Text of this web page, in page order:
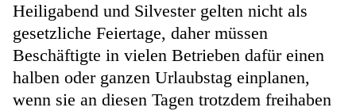
Heiligabend und Silvester gelten nicht als
gesetzliche Feiertage, daher müssen
Beschäftigte in vielen Betrieben dafür einen
halben oder ganzen Urlaubstag einplanen,
wenn sie an diesen Tagen trotzdem freihaben